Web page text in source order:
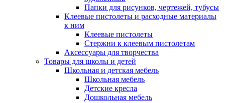
Папки для рисунков, чертежей, тубусы
Клеевые пистолеты и расходные материалы
к ним
Клеевые пистолеты
Стержни к клеевым пистолетам
Аксессуары для творчества
Товары для школы и детей
Школьная и детская мебель
Школьная мебель
Детские кресла
Дошкольная мебель